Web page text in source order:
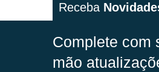
Receba
Complete com
mão